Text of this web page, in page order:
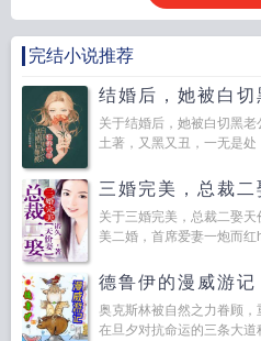
完结小说推荐
结婚后，她被白切
关于结婚后，她被白切黑
土著，又黑又丑，一无是
三婚完美，总裁二
关于三婚完美，总裁二娶
美二婚，首席爱妻一炮而红
德鲁伊的漫威游记
奥克斯林被自然之力眷顾
在旦夕对抗命运的三条大